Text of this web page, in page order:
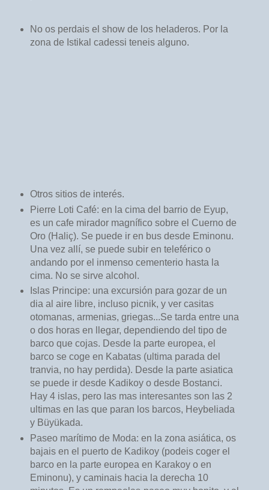
No os perdais el show de los heladeros. Por la
zona de Istikal cadessi teneis alguno.
Otros sitios de interés.
Pierre Loti Café: en la cima del barrio de Eyup,
es un cafe mirador magnífico sobre el Cuerno de
Oro (Haliç). Se puede ir en bus desde Eminonu.
Una vez allí, se puede subir en teleférico o
andando por el inmenso cementerio hasta la
cima. No se sirve alcohol.
Islas Principe: una excursión para gozar de un
dia al aire libre, incluso picnik, y ver casitas
otomanas, armenias, griegas...Se tarda entre una
o dos horas en llegar, dependiendo del tipo de
barco que cojas. Desde la parte europea, el
barco se coge en Kabatas (ultima parada del
tranvia, no hay perdida). Desde la parte asiatica
se puede ir desde Kadikoy o desde Bostanci.
Hay 4 islas, pero las mas interesantes son las 2
ultimas en las que paran los barcos, Heybeliada
y Büyükada.
Paseo marítimo de Moda: en la zona asiática, os
bajais en el puerto de Kadikoy (podeis coger el
barco en la parte europea en Karakoy o en
Eminonu), y caminais hacia la derecha 10